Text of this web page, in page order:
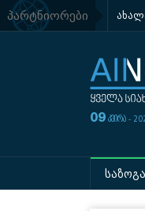
პარტნიორები
09 კვირა -